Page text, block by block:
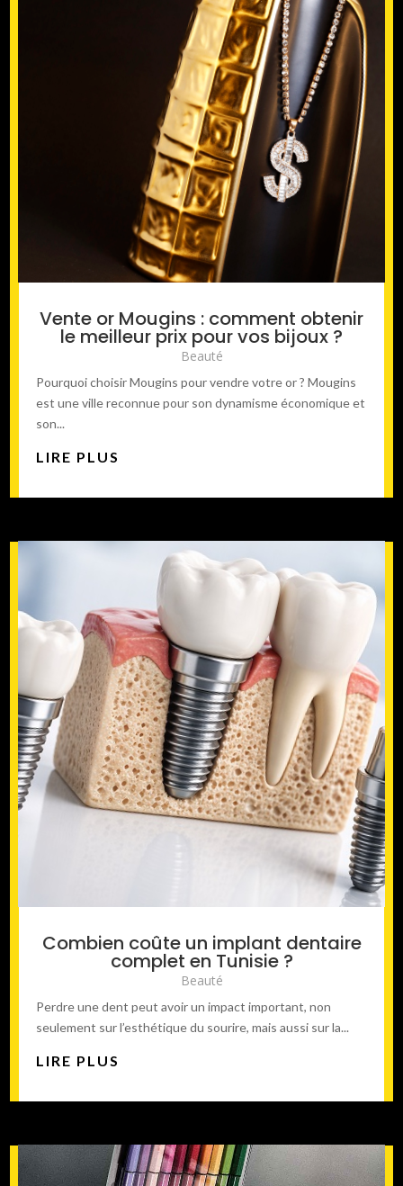
Vente or Mougins : comment obtenir
le meilleur prix pour vos bijoux ?
Beauté
Pourquoi choisir Mougins pour vendre votre or ? Mougins
est une ville reconnue pour son dynamisme économique et
son...
LIRE PLUS
Combien coûte un implant dentaire
complet en Tunisie ?
Beauté
Perdre une dent peut avoir un impact important, non
seulement sur l’esthétique du sourire, mais aussi sur la...
LIRE PLUS